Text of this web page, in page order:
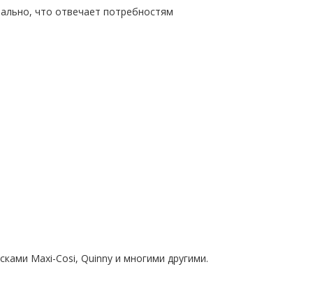
что отвечает потребностям
Maxi-Cosi, Quinny и многими другими.